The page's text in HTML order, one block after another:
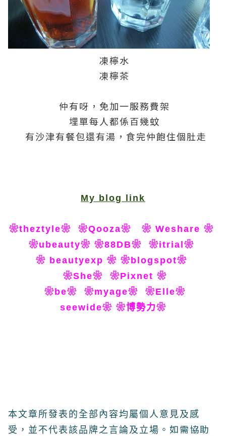
凍檸水
凍檸茶
仲有呀，免加一服務費架
埋單每人都係百幾蚊
有沙津有餐包還有湯，食完仲飽住個肚走
My blog link
❀theztyle❀ ❀Qooza❀
❀ Weshare ❀
❀ubeauty❀ ❀88DB❀
❀itrial❀
❀ beautyexp ❀ ❀blogspot❀
❀She❀
❀Pixnet ❀
❀be❀
❀myage❀
❀Elle❀
seewide❀ ❀博勢力❀
本文章所發表的全部內容均屬個人意見及感
受，並不代表該品牌之言論及立場。 如需協助